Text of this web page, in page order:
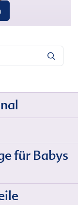
für Babys